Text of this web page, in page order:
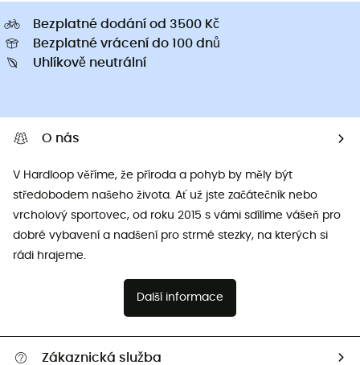
Bezplatné dodání od 3500 Kč
Bezplatné vrácení do 100 dnů
Uhlíkově neutrální
O nás
V Hardloop věříme, že příroda a pohyb by měly být
středobodem našeho života. Ať už jste začátečník nebo
vrcholový sportovec, od roku 2015 s vámi sdílíme vášeň pro
dobré vybavení a nadšení pro strmé stezky, na kterých si
rádi hrajeme.
Další informace
Zákaznická služba